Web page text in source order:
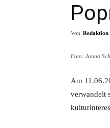
Von Redaktion
Foto: Janna
Am
verwandelt